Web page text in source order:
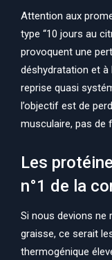
Attention aux
type “10 jours au
provoquent une
déshydratation et à
reprise quasi
l’objectif est de
musculaire, pas de
Les
n°1 de la
Si nous devions ne
graisse, ce serait
thermogénique